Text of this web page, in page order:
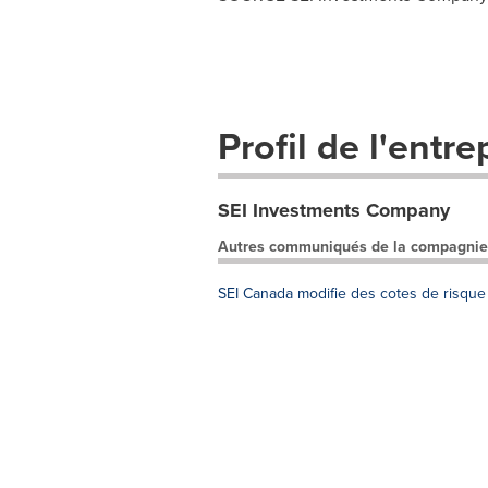
Profil de
SEI Investments Company
Autres communiqués de la compagnie
SEI Canada modifie des cotes de risque